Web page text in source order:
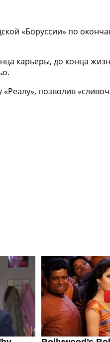
«Боруссии» по
карьеры, до конца
позволив